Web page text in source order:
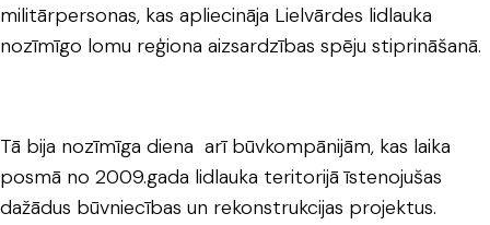
militārpersonas, kas apliecināja Lielvārdes lidlauka
nozīmīgo lomu reģiona aizsardzības spēju stiprināšanā.
Tā bija nozīmīga diena arī būvkompānijām, kas laika
posmā no 2009.gada lidlauka teritorijā īstenojušas
dažādus būvniecības un rekonstrukcijas projektus.